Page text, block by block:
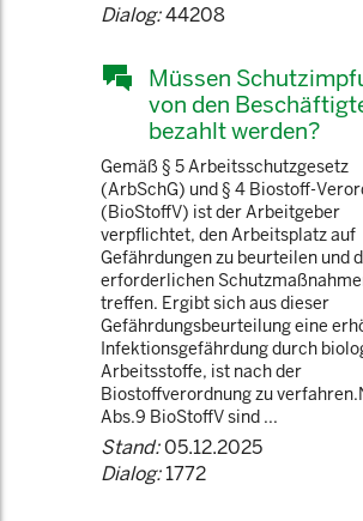
Dialog:44208
Müssen
von den
bezahlt werden?
Gemäß § 5 Arbeitsschutzgesetz
(ArbSchG) und § 4 Biostoff-
(BioStoffV) ist der Arbeitgeber
verpflichtet, den Arbeitsplatz auf
Gefährdungen zu beurteilen und
erforderlichen
treffen. Ergibt sich aus dieser
Gefährdungsbeurteilung eine
Infektionsgefährdung durch
Arbeitsstoffe, ist nach der
Biostoffverordnung zu
Abs.9 BioStoffV sind ...
Stand:05.12.2025
Dialog:1772